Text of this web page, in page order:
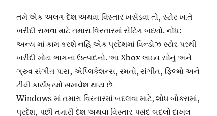
તમે એક અલગ દેશ અથવા વિસ્તાર ખસેડવા તો, સ્ટોર ખાતે
ખરીદી રાખવા માટે તમારા વિસ્તારમાં સેટિંગ બદલો. નોંધ:
અન્ય માં કામ કરશે નહિં એક પ્રદેશમાં વિન્ડોઝ સ્ટોર પરથી
ખરીદી મોટા ભાગના ઉત્પાદનો. આ Xbox લાઇવ સોનું અને
ગ્રુવ સંગીત પાસ, એપ્લિકેશન્સ, રમતો, સંગીત, ફિલ્મો અને
ટીવી કાર્યક્રમો સમાવેશ થાય છે.
Windows માં તમારા વિસ્તારમાં બદલવા માટે, શોધ બોક્સમાં,
પ્રદેશ, પછી તમારી દેશ અથવા વિસ્તાર પસંદ બદલો દાખલ